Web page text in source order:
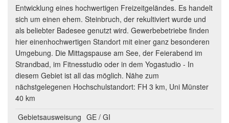
Entwicklung eines hochwertigen Freizeitgeländes. Es handelt
sich um einen ehem. Steinbruch, der rekultiviert wurde und
als beliebter Badesee genutzt wird. Gewerbebetriebe finden
hier einenhochwertigen Standort mit einer ganz besonderen
Umgebung. Die Mittagspause am See, der Feierabend im
Strandbad, im Fitnesstudio oder in dem Yogastudio - In
diesem Gebiet ist all das möglich. Nähe zum
nächstgelegenen Hochschulstandort: FH 3 km, Uni Münster
40 km
Gebietsausweisung GE / GI